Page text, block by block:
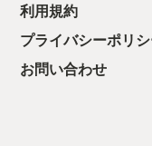
すればOKだな」 と
ましたが、厳密に言
います。この図形も
その工場を壊さず残
Factorio、
利用規約
プライバシーポリ
お問い合わせ